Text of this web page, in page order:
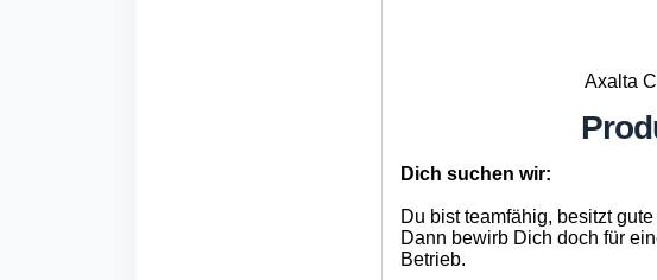
Axalta
Dich suchen wir:
Du bist teamfähig, besitzt
Dann bewirb Dich doch für
Betrieb.